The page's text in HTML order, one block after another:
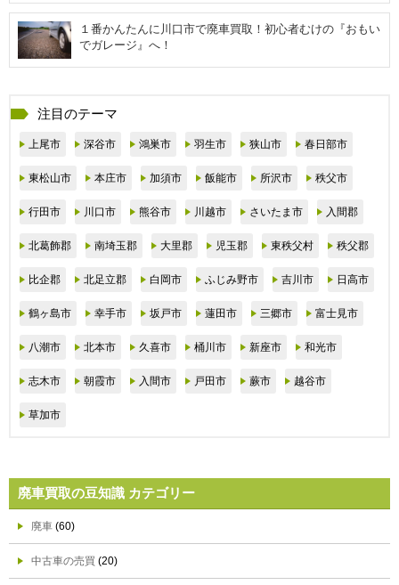
１番かんたんに川口市で廃車買取！初心者むけの『おもい
でガレージ』へ！
注目のテーマ
上尾市 深谷市 鴻巣市 羽生市 狭山市 春日部市
東松山市 本庄市 加須市 飯能市 所沢市 秩父市
行田市 川口市 熊谷市 川越市 さいたま市 入間郡
北葛飾郡 南埼玉郡 大里郡 児玉郡 東秩父村 秩父郡
比企郡 北足立郡 白岡市 ふじみ野市 吉川市 日高市
鶴ヶ島市 幸手市 坂戸市 蓮田市 三郷市 富士見市
八潮市 北本市 久喜市 桶川市 新座市 和光市
志木市 朝霞市 入間市 戸田市 蕨市 越谷市
草加市
廃車買取の豆知識 カテゴリー
廃車 (60)
中古車の売買 (20)